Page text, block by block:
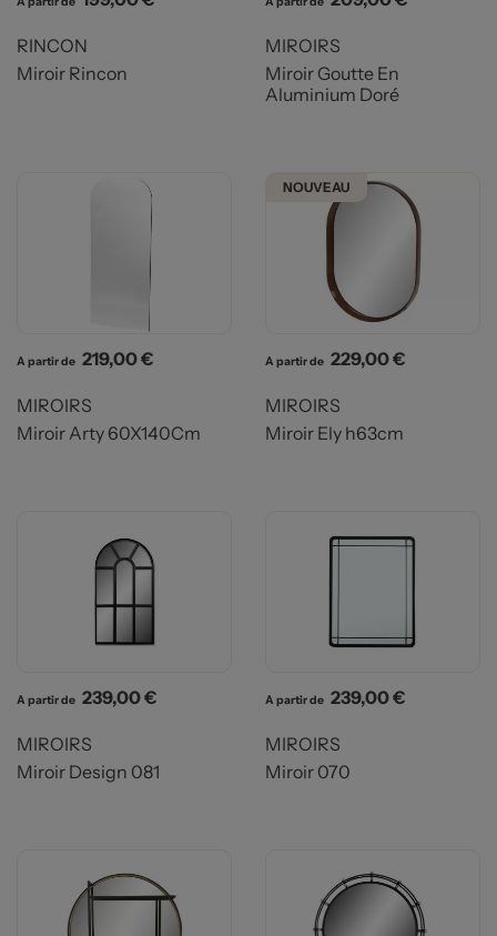
RINCON
Miroir Rincon
MIROIRS
Miroir Goutte En
Aluminium Doré
A partir de Prix
219,00 €
MIROIRS
Miroir Arty 60X140Cm
NOUVEAU
A partir de Prix
229,00 €
MIROIRS
Miroir Ely h63cm
A partir de Prix
239,00 €
MIROIRS
Miroir Design 081
A partir de Prix
239,00 €
MIROIRS
Miroir 070